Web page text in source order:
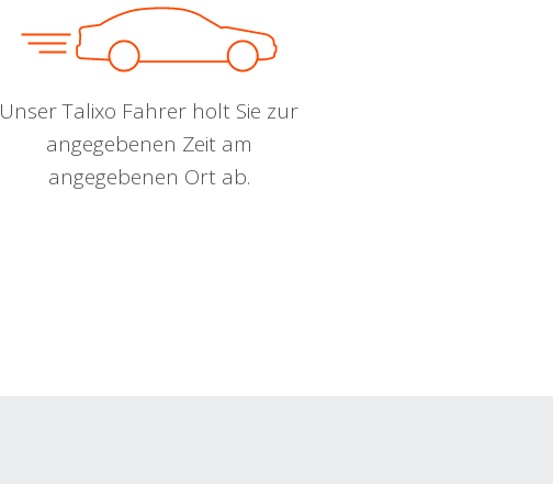
Unser Talixo Fahrer holt Sie zur
angegebenen Zeit am
angegebenen Ort ab.